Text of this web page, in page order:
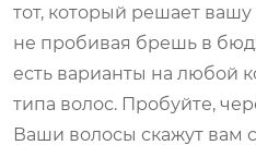
тот, который решает
не пробивая брешь в
есть варианты на любой
типа волос. Пробуйте,
Ваши волосы скажут вам